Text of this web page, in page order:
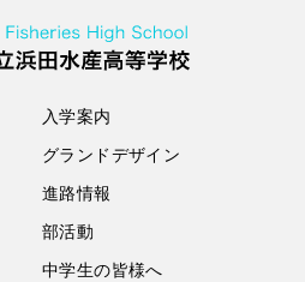
入学案内
グランドデザイン
進路情報
部活動
中学生の皆様へ